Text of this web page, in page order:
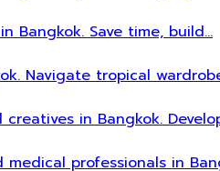
Bangkok. Save time, build…
Navigate tropical
in Bangkok.
professionals in